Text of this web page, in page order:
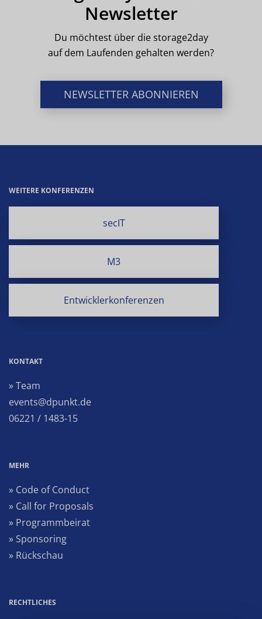
Newsletter
Du möchtest über die storage2day
auf dem Laufenden gehalten werden?
NEWSLETTER ABONNIEREN
WEITERE KONFERENZEN
secIT
M3
Entwicklerkonferenzen
KONTAKT
» Team
events@dpunkt.de
06221 / 1483-15
MEHR
» Code of Conduct
» Call for Proposals
» Programmbeirat
» Sponsoring
» Rückschau
RECHTLICHES